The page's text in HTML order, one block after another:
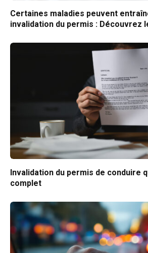
Certaines maladies peuvent
invalidation du permis : Découvrez
Invalidation du permis de conduire
complet